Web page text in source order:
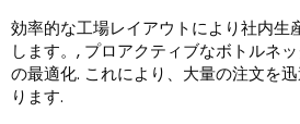
効率的な工場レイアウトにより社内生
します。, プロアクティブなボトルネ
の最適化. これにより、大量の注文を
ります.